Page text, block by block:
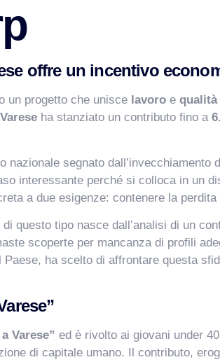
offre un incentivo
un progetto che unisce lavoro e qualità
ha stanziato un contributo fino a
segnato
interessante perché si colloca in un
a due esigenze: contenere la
questo tipo nasce dall’analisi di un
scoperte per mancanza di profili
ha scelto di affrontare questa
Varese” ed è rivolto ai giovani under
di capitale umano. Il contributo,